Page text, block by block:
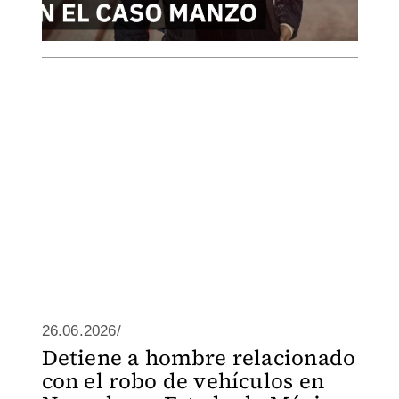
26.06.2026/
Detiene a hombre relacionado
con el robo de vehículos en